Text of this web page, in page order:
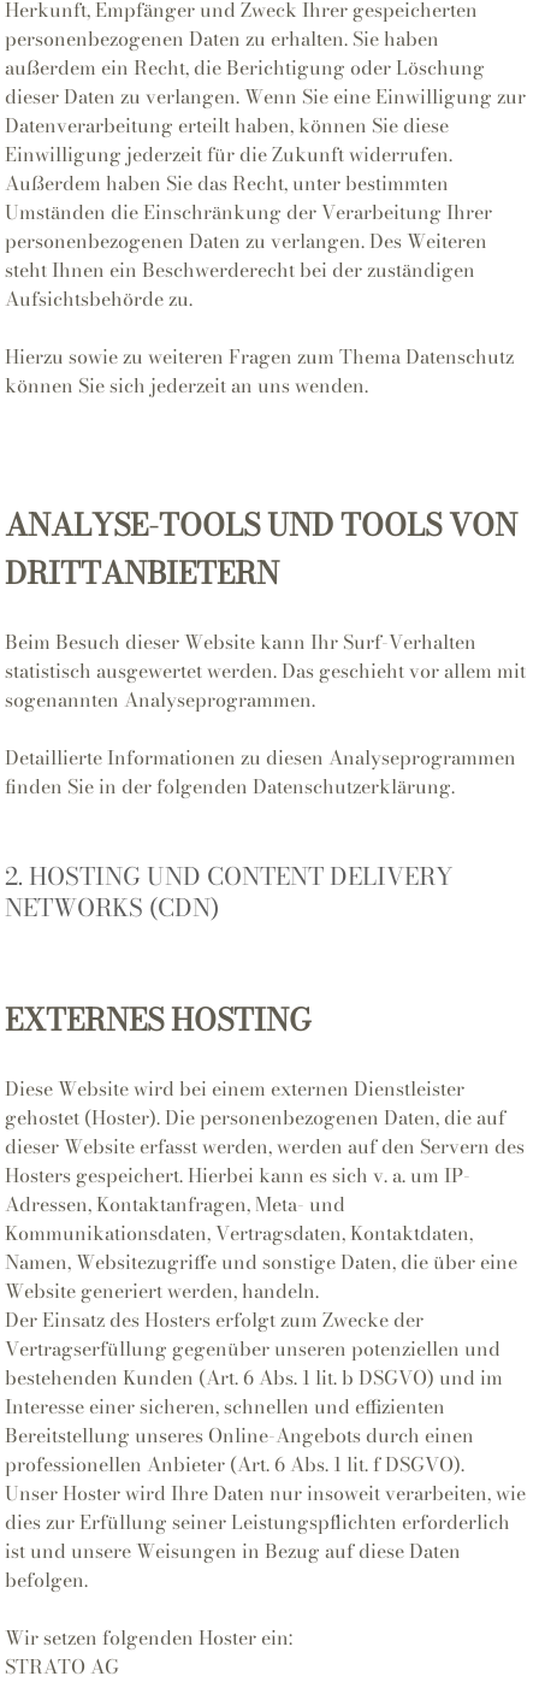
Herkunft, Empfänger und Zweck Ihrer gespeicherten
personenbezogenen Daten zu erhalten. Sie haben
außerdem ein Recht, die Berichtigung oder Löschung
dieser Daten zu verlangen. Wenn Sie eine Einwilligung zur
Datenverarbeitung erteilt haben, können Sie diese
Einwilligung jederzeit für die Zukunft widerrufen.
Außerdem haben Sie das Recht, unter bestimmten
Umständen die Einschränkung der Verarbeitung Ihrer
personenbezogenen Daten zu verlangen. Des Weiteren
steht Ihnen ein Beschwerderecht bei der zuständigen
Aufsichtsbehörde zu.
Hierzu sowie zu weiteren Fragen zum Thema Datenschutz
können Sie sich jederzeit an uns wenden.
ANALYSE-TOOLS UND TOOLS VON
DRITTANBIETERN
Beim Besuch dieser Website kann Ihr Surf-Verhalten
statistisch ausgewertet werden. Das geschieht vor allem mit
sogenannten Analyseprogrammen.
Detaillierte Informationen zu diesen Analyseprogrammen
finden Sie in der folgenden Datenschutzerklärung.
2. HOSTING UND CONTENT DELIVERY
NETWORKS (CDN)
EXTERNES HOSTING
Diese Website wird bei einem externen Dienstleister
gehostet (Hoster). Die personenbezogenen Daten, die auf
dieser Website erfasst werden, werden auf den Servern des
Hosters gespeichert. Hierbei kann es sich v. a. um IP-
Adressen, Kontaktanfragen, Meta- und
Kommunikationsdaten, Vertragsdaten, Kontaktdaten,
Namen, Websitezugriffe und sonstige Daten, die über eine
Website generiert werden, handeln.
Der Einsatz des Hosters erfolgt zum Zwecke der
Vertragserfüllung gegenüber unseren potenziellen und
bestehenden Kunden (Art. 6 Abs. 1 lit. b DSGVO) und im
Interesse einer sicheren, schnellen und effizienten
Bereitstellung unseres Online-Angebots durch einen
professionellen Anbieter (Art. 6 Abs. 1 lit. f DSGVO).
Unser Hoster wird Ihre Daten nur insoweit verarbeiten, wie
dies zur Erfüllung seiner Leistungspflichten erforderlich
ist und unsere Weisungen in Bezug auf diese Daten
befolgen.
Wir setzen folgenden Hoster ein:
STRATO AG